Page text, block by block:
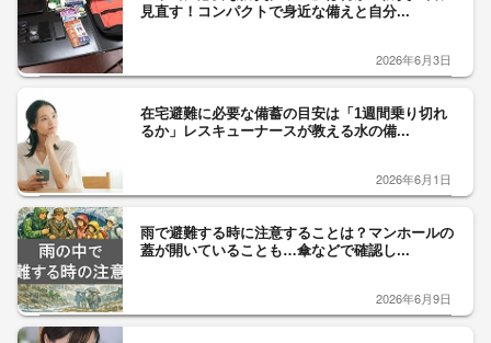
見直す！コンパクトで身近な備えと自分...
2026年6月3日
在宅避難に必要な備蓄の目安は「1週間乗り切れ
るか」レスキューナースが教える水の備...
2026年6月1日
雨で避難する時に注意することは？マンホールの
蓋が開いていることも…傘などで確認し...
2026年6月9日